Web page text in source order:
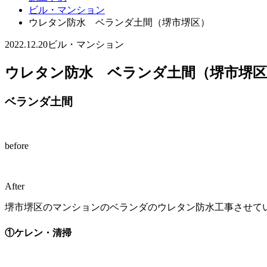
ビル・マンション
ウレタン防水 ベランダ土間（堺市堺区）
2022.12.20ビル・マンション
ウレタン防水 ベランダ土間（堺市堺
ベランダ土間
before
After
堺市堺区のマンションのベランダのウレタン防水工事させて
①ケレン・清掃